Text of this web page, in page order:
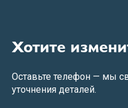
Хотите
Оставьте телефон — мы
уточнения деталей.